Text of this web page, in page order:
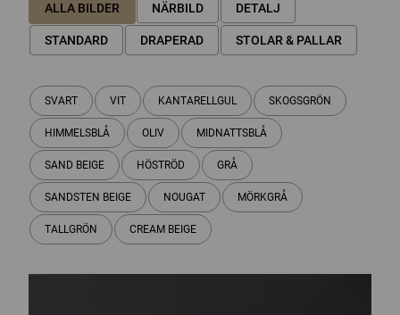
ALLA BILDER NÄRBILD DETALJ
STANDARD DRAPERAD STOLAR & PALLAR
SVART VIT KANTARELLGUL SKOGSGRÖN
HIMMELSBLÅ OLIV MIDNATTSBLÅ
SAND BEIGE HÖSTRÖD GRÅ
SANDSTEN BEIGE NOUGAT MÖRKGRÅ
TALLGRÖN CREAM BEIGE